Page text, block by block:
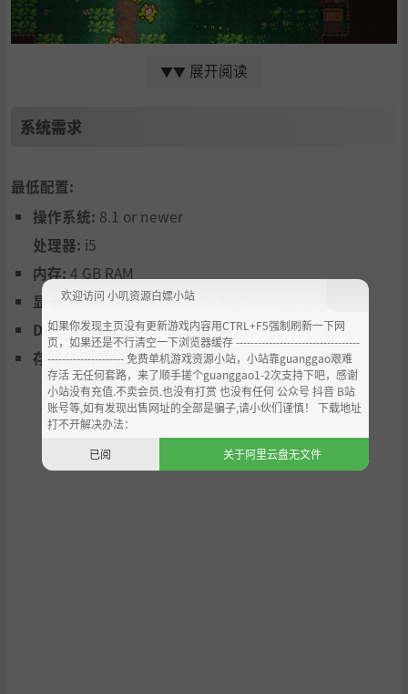
没错，你一直都是神奇的捕食者。
困难。传说讲述了设法击败 Foxlion 并达到 4 级的传说。虽
能访问，这使得它走到了这一步。
尽管很难，而且我不擅长电子游戏，但这款游戏玩起来还是
很有趣的。沃利也像你告诉他的那样移动，在地牢中奔跑和
躲闪的感觉非常好。
你可以说很多人都喜欢这个产品。游戏充满魅力和细节，即
▼▼ 展开阅读
系统需求
最低配置:
操作系统: 8.1 or newer
处理器: i5
内存: 4 GB RAM
显卡:GeForce 7600 GS (512 MB) or equivalent
DirectX 版本:11
存储空间:需要 1 GB 可用空间
欢迎访问 小叽资源白嫖小站
如果你发现主页没有更新游戏内容用CTRL+F5强制刷新一下网
页，如果还是不行清空一下浏览器缓存 ----------------------------------
--------------------- 免费单机游戏资源小站，小站靠guanggao艰难
存活 无任何套路，来了顺手搓个guanggao1-2次支持下吧，感谢
小站没有充值.不卖会员.也没有打赏 也没有任何 公众号 抖音 B站
账号等,如有发现出售网址的全部是骗子,请小伙们谨慎！ 下载地址
打不开解决办法：
已阅
关于阿里云盘无文件